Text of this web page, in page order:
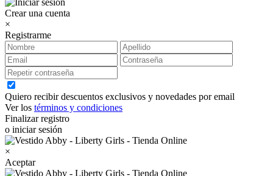
Crear una cuenta
×
Registrarme
Quiero recibir descuentos exclusivos y novedades por email
Ver los términos y condiciones
Finalizar registro
o iniciar sesión
×
Aceptar